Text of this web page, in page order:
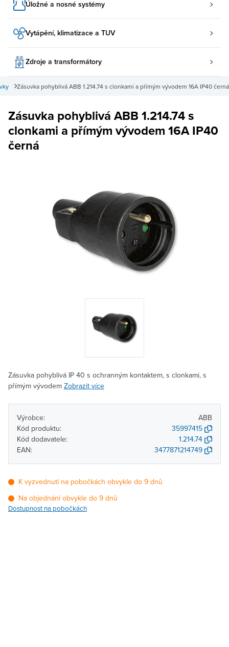
Úložné a nosné systémy
Vytápění, klimatizace a TUV
Zdroje a transformátory
Zásuvka pohyblivá ABB 1.214.74 s clonkami a přímým vývodem 16A IP40 černá
Zásuvka pohyblivá ABB 1.214.74 s
clonkami a přímým vývodem 16A IP40
černá
Zásuvka pohyblivá IP 40 s ochranným kontaktem, s clonkami, s
přímým vývodem Zobrazit více
Výrobce:
ABB
Kód produktu:
35997415
Kód dodavatele:
1.214.74
EAN:
3477871214749
K vyzvednutí na pobočkách obvykle do 9 dnů
Na objednání obvykle do 9 dnů
Dostupnost na pobočkách